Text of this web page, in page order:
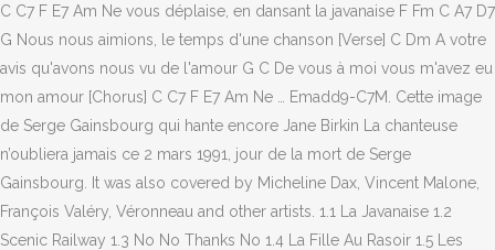
C C7 F E7 Am Ne vous déplaise, en dansant la javanaise F Fm C A7 D7
G Nous nous aimions, le temps d'une chanson [Verse] C Dm A votre
avis qu'avons nous vu de l'amour G C De vous à moi vous m'avez eu
mon amour [Chorus] C C7 F E7 Am Ne … Emadd9-C7M. Cette image
de Serge Gainsbourg qui hante encore Jane Birkin La chanteuse
n’oubliera jamais ce 2 mars 1991, jour de la mort de Serge
Gainsbourg. It was also covered by Micheline Dax, Vincent Malone,
François Valéry, Véronneau and other artists. 1.1 La Javanaise 1.2
Scenic Railway 1.3 No No Thanks No 1.4 La Fille Au Rasoir 1.5 Les